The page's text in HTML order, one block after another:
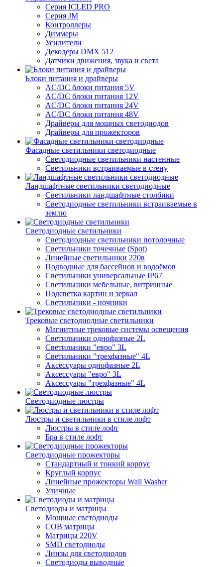
Серия ICLED PRO
Серия JM
Контроллеры
Диммеры
Усилители
Декодеры DMX 512
Датчики движения, звука и света
Блоки питания и драйверы
AC/DC блоки питания 5V
AC/DC блоки питания 12V
AC/DC блоки питания 24V
AC/DC блоки питания 48V
Драйверы для мощных светодиодов
Драйверы для прожекторов
Фасадные светильники светодиодные
Светодиодные светильники настенные
Светильники встраиваемые в стену
Ландшафтные светильники светодиодные
Светильники ландшафтные столбики
Светодиодные светильники встраиваемые в
землю
Светодиодные светильники
Светодиодные светильники потолочные
Светильники точечные (Spot)
Линейные светильники 220в
Подводные для бассейнов и водоёмов
Светильники универсальные IP67
Светильники мебельные, витринные
Подсветка картин и зеркал
Светильники - ночники
Трековые светодиодные светильники
Магнитные трековые системы освещения
Светильники однофазные 2L
Светильники "евро" 3L
Светильники "трехфазные" 4L
Аксессуары однофазные 2L
Аксессуары "евро" 3L
Аксессуары "трехфазные" 4L
Светодиодные люстры
Люстры и светильники в стиле лофт
Люстры в стиле лофт
Бра в стиле лофт
Светодиодные прожекторы
Стандартный и тонкий корпус
Круглый корпус
Линейные прожекторы Wall Washer
Уличные
Светодиоды и матрицы
Мощные светодиоды
COB матрицы
Матрицы 220V
SMD светодиоды
Линзы для светодиодов
Светодиоды выводные